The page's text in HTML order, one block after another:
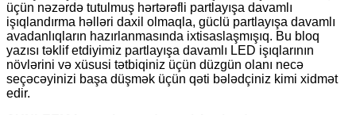
üçün nəzərdə tutulmuş hərtərəfli partlayışa davamlı
işıqlandırma həlləri daxil olmaqla, güclü partlayışa davamlı
avadanlıqların hazırlanmasında ixtisaslaşmışıq. Bu bloq
yazısı təklif etdiyimiz partlayışa davamlı LED işıqlarının
növlərini və xüsusi tətbiqiniz üçün düzgün olanı necə
seçəcəyinizi başa düşmək üçün qəti bələdçiniz kimi xidmət
edir.